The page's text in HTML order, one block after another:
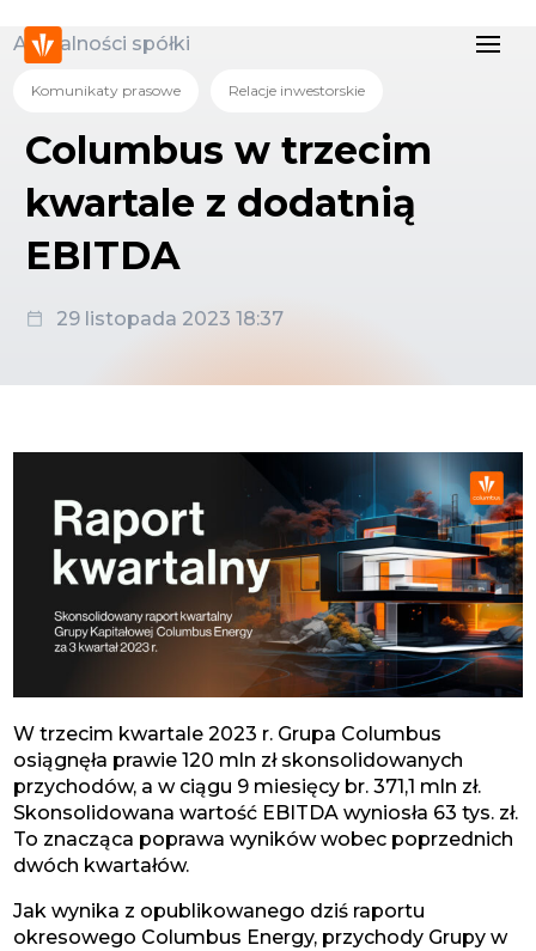
Aktualności spółki
Komunikaty prasowe Relacje inwestorskie
Columbus w trzecim
kwartale z dodatnią
EBITDA
29 listopada 2023 18:37
W trzecim kwartale 2023 r. Grupa Columbus
osiągnęła prawie 120 mln zł skonsolidowanych
przychodów, a w ciągu 9 miesięcy br. 371,1 mln zł.
Skonsolidowana wartość EBITDA wyniosła 63 tys. zł.
To znacząca poprawa wyników wobec poprzednich
dwóch kwartałów.
Jak wynika z opublikowanego dziś raportu
okresowego Columbus Energy, przychody Grupy w